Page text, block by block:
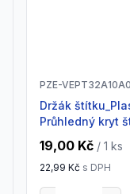
PZE-VEPT32A10A0
Držák štítku_Plast; pro štítek 18x27 mm;
Průhledný kryt
19,00 Kč / 1 ks
22,99 Kč s DPH